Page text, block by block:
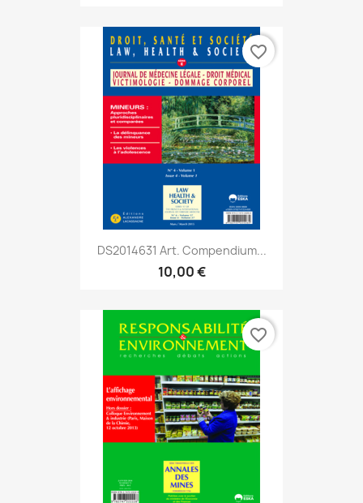
DS2014631 Art. Compendium...
10,00 €
favorite_border
favorite_border